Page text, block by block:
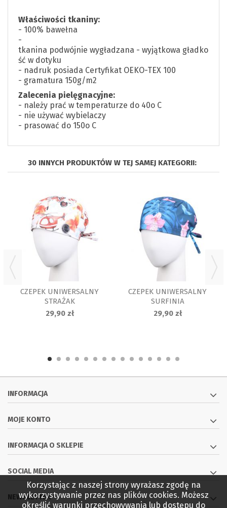
Właściwości tkaniny:
- 100% bawełna
-
tkanina podwójnie wygładzana - wyjątkowa gładko
ść w dotyku
- nadruk posiada Certyfikat OEKO-TEX 100
- gramatura 150g/m2
Zalecenia pielęgnacyjne:
- należy prać w temperaturze do 40o C
- nie używać wybielaczy
- prasować do 150o C
30 INNYCH PRODUKTÓW W TEJ SAMEJ KATEGORII:
CZEPEK UNIWERSALNY
STRAŻAK
29,90 zł
CZEPEK UNIWERSALNY
SURFINIA
29,90 zł
INFORMACJA
MOJE KONTO
INFORMACJA O SKLEPIE
SOCIAL MEDIA
NEWSLETTER
Korzystając z naszej strony wyrażasz zgodę na
wykorzystywanie przez nas plików cookies. Możesz
określić warunki przechowywania lub dostępu do